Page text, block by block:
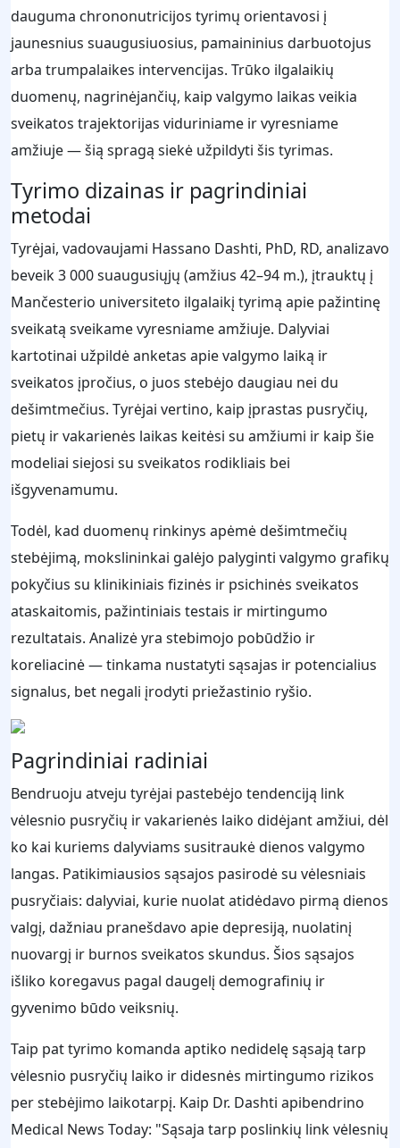
dauguma chrononutricijos tyrimų orientavosi į
jaunesnius suaugusiuosius, pamaininius darbuotojus
arba trumpalaikes intervencijas. Trūko ilgalaikių
duomenų, nagrinėjančių, kaip valgymo laikas veikia
sveikatos trajektorijas viduriniame ir vyresniame
amžiuje — šią spragą siekė užpildyti šis tyrimas.
Tyrimo dizainas ir pagrindiniai
metodai
Tyrėjai, vadovaujami Hassano Dashti, PhD, RD, analizavo
beveik 3 000 suaugusiųjų (amžius 42–94 m.), įtrauktų į
Mančesterio universiteto ilgalaikį tyrimą apie pažintinę
sveikatą sveikame vyresniame amžiuje. Dalyviai
kartotinai užpildė anketas apie valgymo laiką ir
sveikatos įpročius, o juos stebėjo daugiau nei du
dešimtmečius. Tyrėjai vertino, kaip įprastas pusryčių,
pietų ir vakarienės laikas keitėsi su amžiumi ir kaip šie
modeliai siejosi su sveikatos rodikliais bei
išgyvenamumu.
Todėl, kad duomenų rinkinys apėmė dešimtmečių
stebėjimą, mokslininkai galėjo palyginti valgymo grafikų
pokyčius su klinikiniais fizinės ir psichinės sveikatos
ataskaitomis, pažintiniais testais ir mirtingumo
rezultatais. Analizė yra stebimojo pobūdžio ir
koreliacinė — tinkama nustatyti sąsajas ir potencialius
signalus, bet negali įrodyti priežastinio ryšio.
Pagrindiniai radiniai
Bendruoju atveju tyrėjai pastebėjo tendenciją link
vėlesnio pusryčių ir vakarienės laiko didėjant amžiui, dėl
ko kai kuriems dalyviams susitraukė dienos valgymo
langas. Patikimiausios sąsajos pasirodė su vėlesniais
pusryčiais: dalyviai, kurie nuolat atidėdavo pirmą dienos
valgį, dažniau pranešdavo apie depresiją, nuolatinį
nuovargį ir burnos sveikatos skundus. Šios sąsajos
išliko koregavus pagal daugelį demografinių ir
gyvenimo būdo veiksnių.
Taip pat tyrimo komanda aptiko nedidelę sąsają tarp
vėlesnio pusryčių laiko ir didesnės mirtingumo rizikos
per stebėjimo laikotarpį. Kaip Dr. Dashti apibendrino
Medical News Today: "Sąsaja tarp poslinkių link vėlesnių